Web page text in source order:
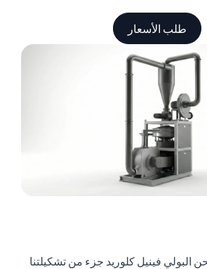
طلب الأسعار
البولي فينيل كلوريد جزء من تشكيلتنا